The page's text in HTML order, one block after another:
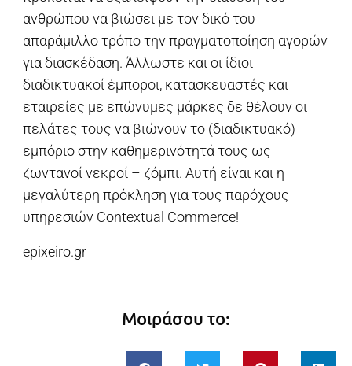
ανθρώπου να βιώσει με τον δικό του
απαράμιλλο τρόπο την πραγματοποίηση αγορών
για διασκέδαση. Άλλωστε και οι ίδιοι
διαδικτυακοί έμποροι, κατασκευαστές και
εταιρείες με επώνυμες μάρκες δε θέλουν οι
πελάτες τους να βιώνουν το (διαδικτυακό)
εμπόριο στην καθημερινότητά τους ως
ζωντανοί νεκροί – ζόμπι. Αυτή είναι και η
μεγαλύτερη πρόκληση για τους παρόχους
υπηρεσιών Contextual Commerce!
epixeiro.gr
Μοιράσου το: